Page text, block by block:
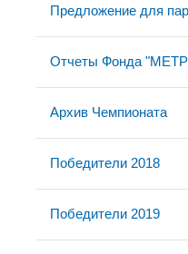
Предложение для
Отчеты Фонда
Архив Чемпионата
Победители 2018
Победители 2019